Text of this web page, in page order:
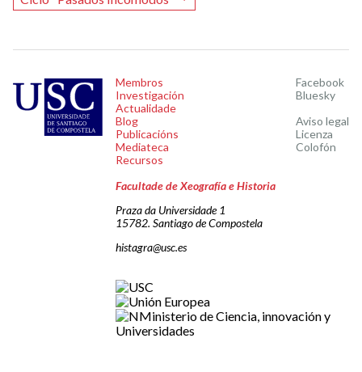
Membros
Investigación
Actualidade
Blog
Publicacións
Mediateca
Recursos
Facebook
Bluesky
Aviso legal
Licenza
Colofón
Facultade de Xeografía e Historia
Praza da Universidade 1
15782. Santiago de Compostela
histagra@usc.es